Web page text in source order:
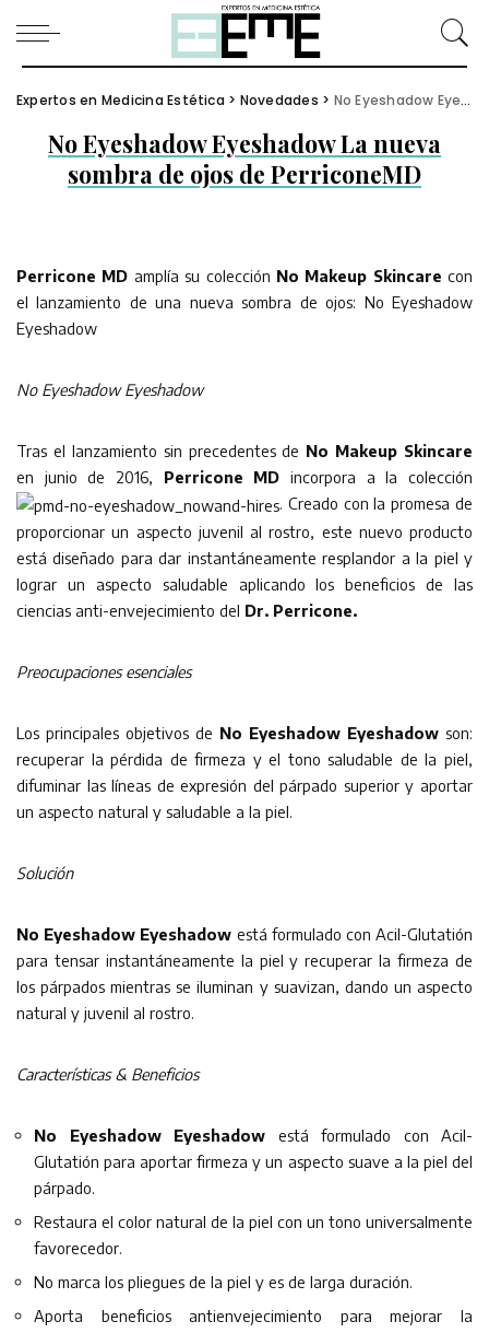
Expertos en Medicina Estética > Novedades > No Eyeshadow Eyeshadow La nueva sombra de ojos de PerriconeMD
No Eyeshadow Eyeshadow La nueva
sombra de ojos de PerriconeMD
Perricone MD amplía su colección No Makeup Skincare con
el lanzamiento de una nueva sombra de ojos: No Eyeshadow
Eyeshadow
No Eyeshadow Eyeshadow
Tras el lanzamiento sin precedentes de No Makeup Skincare
en junio de 2016, Perricone MD incorpora a la colección
. Creado con la promesa de
proporcionar un aspecto juvenil al rostro, este nuevo producto
está diseñado para dar instantáneamente resplandor a la piel y
lograr un aspecto saludable aplicando los beneficios de las
ciencias anti-envejecimiento del Dr. Perricone.
Preocupaciones esenciales
Los principales objetivos de No Eyeshadow Eyeshadow son:
recuperar la pérdida de firmeza y el tono saludable de la piel,
difuminar las líneas de expresión del párpado superior y aportar
un aspecto natural y saludable a la piel.
Solución
No Eyeshadow Eyeshadow está formulado con Acil-Glutatión
para tensar instantáneamente la piel y recuperar la firmeza de
los párpados mientras se iluminan y suavizan, dando un aspecto
natural y juvenil al rostro.
Características & Beneficios
No Eyeshadow Eyeshadow está formulado con Acil-
Glutatión para aportar firmeza y un aspecto suave a la piel del
párpado.
Restaura el color natural de la piel con un tono universalmente
favorecedor.
No marca los pliegues de la piel y es de larga duración.
Aporta beneficios antienvejecimiento para mejorar la